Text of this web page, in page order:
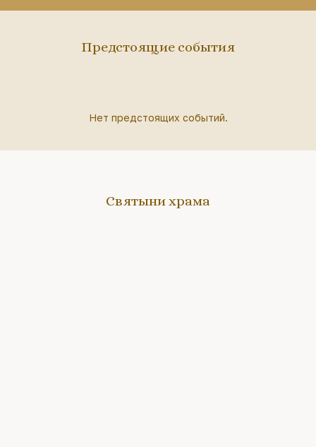
Предстоящие события
Нет предстоящих событий.
Святыни храма